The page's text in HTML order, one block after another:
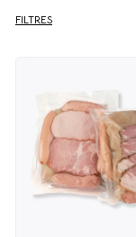
FILTRES